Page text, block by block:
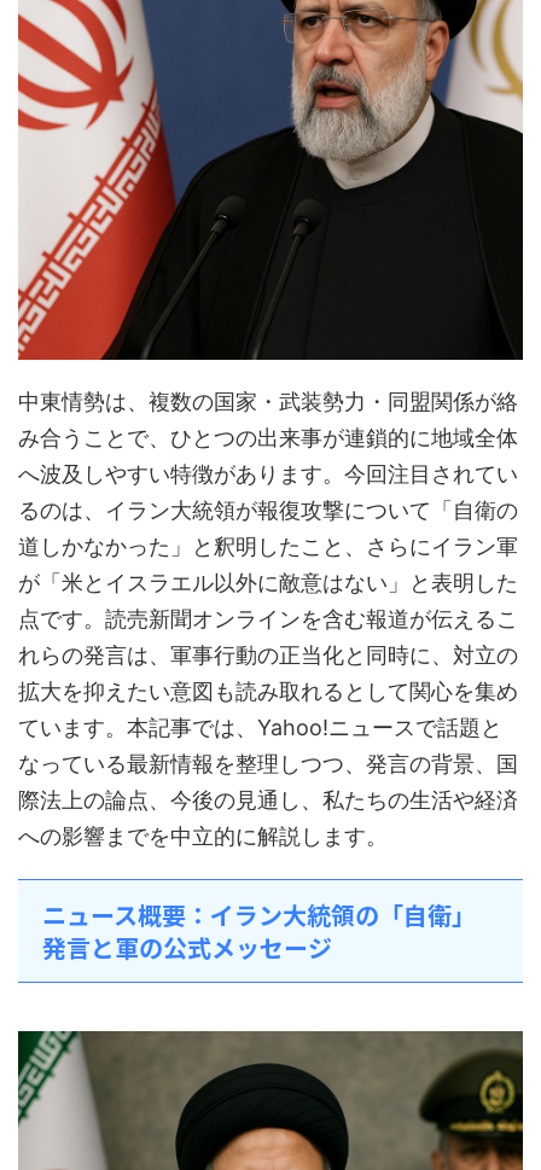
中東情勢は、複数の国家・武装勢力・同盟関係が絡
み合うことで、ひとつの出来事が連鎖的に地域全体
へ波及しやすい特徴があります。今回注目されてい
るのは、イラン大統領が報復攻撃について「自衛の
道しかなかった」と釈明したこと、さらにイラン軍
が「米とイスラエル以外に敵意はない」と表明した
点です。読売新聞オンラインを含む報道が伝えるこ
れらの発言は、軍事行動の正当化と同時に、対立の
拡大を抑えたい意図も読み取れるとして関心を集め
ています。本記事では、Yahoo!ニュースで話題と
なっている最新情報を整理しつつ、発言の背景、国
際法上の論点、今後の見通し、私たちの生活や経済
への影響までを中立的に解説します。
ニュース概要：イラン大統領の「自衛」
発言と軍の公式メッセージ